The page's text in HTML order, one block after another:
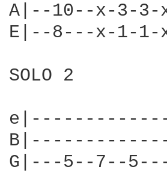
A|--10--x-3-
E|--8---x-1-
SOLO 2
G|---5--7--